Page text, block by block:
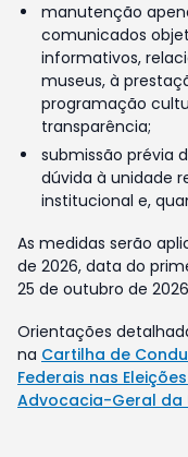
manutenção
comunicados
informativos,
museus, à
programação
transparência;
submissão prévia
dúvida à unidade
institucional e,
As medidas serão
de 2026, data do
25 de outubro de
Orientações
na Cartilha de
Federais nas
Advocacia-Geral da